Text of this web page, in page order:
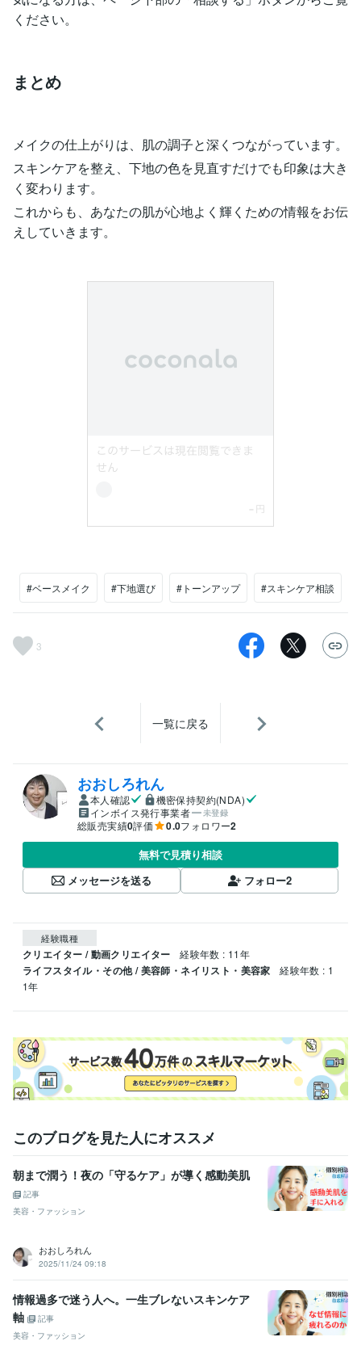
ください。
まとめ
メイクの仕上がりは、肌の調子と深くつながっています。
スキンケアを整え、下地の色を見直すだけでも印象は大き
く変わります。
これからも、あなたの肌が心地よく輝くための情報をお伝
えしていきます。
#ベースメイク #下地選び #トーンアップ #スキンケア相談
3
一覧に戻る
おおしろれん
本人確認
機密保持契約(NDA)
インボイス発行事業者
未登録
総販売実績0評価 0.0フォロワー2
無料で見積り相談
メッセージを送る
フォロー2
経験職種
クリエイター / 動画クリエイター 経験年数 : 11年
ライフスタイル・その他 / 美容師・ネイリスト・美容家
経験年数 : 1
1年
このブログを見た人にオススメ
朝まで潤う！夜の「守るケア」が導く感動美肌
記事
美容・ファッション
おおしろれん
2025/11/24 09:18
情報過多で迷う人へ。一生ブレないスキンケア
軸
記事
美容・ファッション